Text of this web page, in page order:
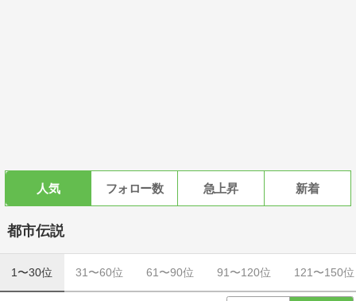
人気 フォロー数 急上昇 新着
都市伝説
1〜30位 31〜60位 61〜90位 91〜120位 121〜150位